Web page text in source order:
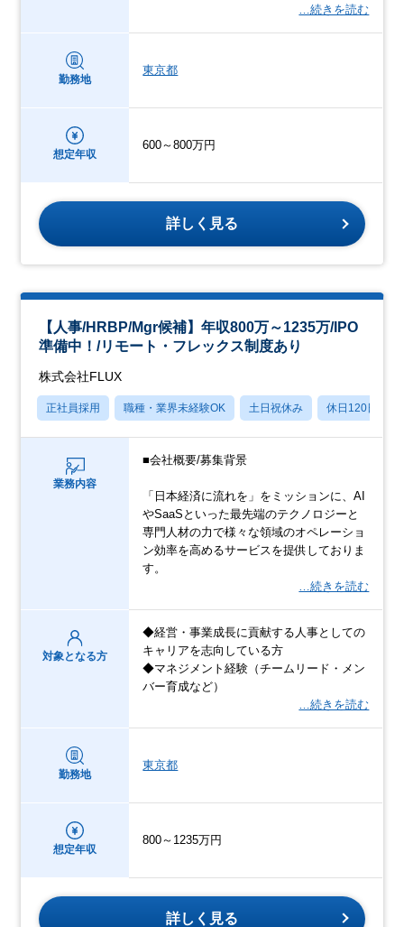
…続きを読む
勤務地
東京都
想定年収
600～800万円
詳しく見る
【人事/HRBP/Mgr候補】年収800万～1235万/IPO
準備中！/リモート・フレックス制度あり
株式会社FLUX
正社員採用 職種・業界未経験OK 土日祝休み 休日120日以上
業務内容
■会社概要/募集背景
「日本経済に流れを」をミッションに、AI
やSaaSといった最先端のテクノロジーと
専門人材の力で様々な領域のオペレーショ
ン効率を高めるサービスを提供しておりま
す。
…続きを読む
対象となる方
◆経営・事業成長に貢献する人事としての
キャリアを志向している方
◆マネジメント経験（チームリード・メン
バー育成など）
…続きを読む
勤務地
東京都
想定年収
800～1235万円
詳しく見る